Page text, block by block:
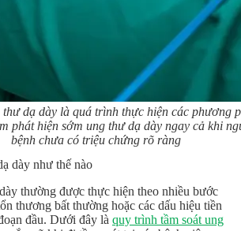
thư dạ dày là quá trình thực hiện các phương
phát hiện sớm ung thư dạ dày ngay cả khi
bệnh chưa có triệu chứng rõ ràng
dày như thế nào
thường được thực hiện theo nhiều bước
thương bất thường hoặc các dấu hiệu tiền
đầu. Dưới đây là quy trình tầm soát ung